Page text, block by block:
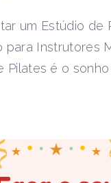
um Estúdio de
para Instrutores
Pilates é o